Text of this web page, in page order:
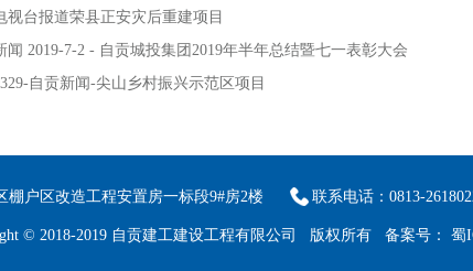
视台报道荣县正安灾后重建项目
闻 2019-7-2 - 自贡城投集团2019年半年总结暨七一表彰大会
自贡新闻-尖山乡村振兴示范区项目
户区改造工程安置房一标段9#房2楼 联系电话：0813-
© 2018-2019 自贡建工建设工程有限公司 版权所有 备案号： 蜀